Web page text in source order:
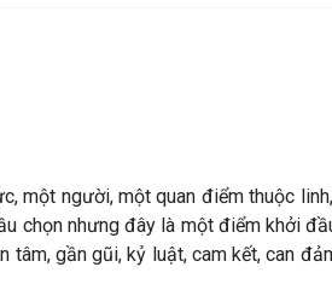
một người, một quan điểm thuộc
chọn nhưng đây là một điểm khởi
gần gũi, kỷ luật, cam kết, can